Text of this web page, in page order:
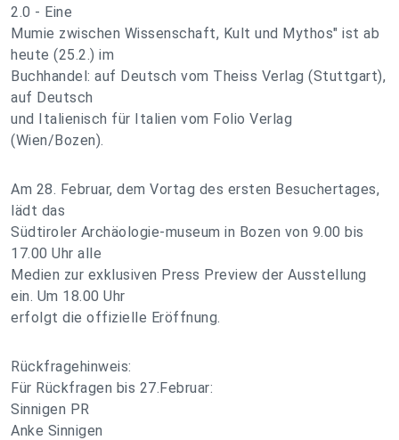
2.0 - Eine
Mumie zwischen Wissenschaft, Kult und Mythos" ist ab
heute (25.2.) im
Buchhandel: auf Deutsch vom Theiss Verlag (Stuttgart),
auf Deutsch
und Italienisch für Italien vom Folio Verlag
(Wien/Bozen).
Am 28. Februar, dem Vortag des ersten Besuchertages,
lädt das
Südtiroler Archäologie-museum in Bozen von 9.00 bis
17.00 Uhr alle
Medien zur exklusiven Press Preview der Ausstellung
ein. Um 18.00 Uhr
erfolgt die offizielle Eröffnung.
Rückfragehinweis:
Für Rückfragen bis 27.Februar:
Sinnigen PR
Anke Sinnigen